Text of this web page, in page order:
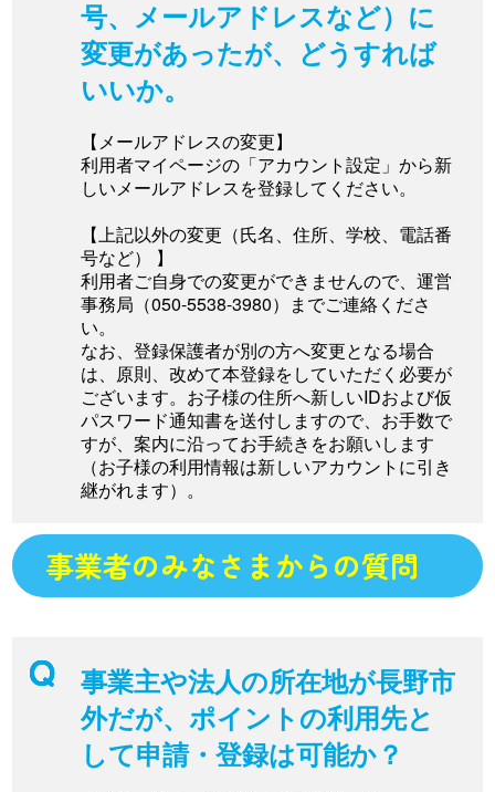
号、メールアドレスなど）に
変更があったが、どうすれば
いいか。
【メールアドレスの変更】
利用者マイページの「アカウント設定」から新
しいメールアドレスを登録してください。
【上記以外の変更（氏名、住所、学校、電話番
号など） 】
利用者ご自身での変更ができませんので、運営
事務局（050-5538-3980）までご連絡くださ
い。
なお、登録保護者が別の方へ変更となる場合
は、原則、改めて本登録をしていただく必要が
ございます。お子様の住所へ新しいIDおよび仮
パスワード通知書を送付しますので、お手数で
すが、案内に沿ってお手続きをお願いします
（お子様の利用情報は新しいアカウントに引き
継がれます）。
事業者のみなさまからの質問
事業主や法人の所在地が長野市
外だが、ポイントの利用先と
して申請・登録は可能か？